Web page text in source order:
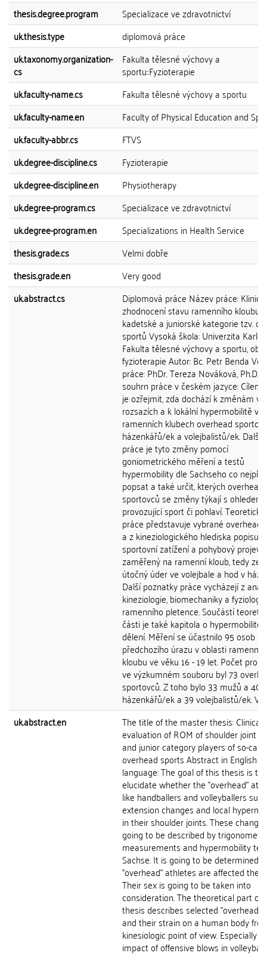
thesis.degree.program
Specializace ve zdravotnictví
uk.thesis.type
diplomová práce
uk.taxonomy.organization-
cs
Fakulta tělesné výchovy a
sportu::Fyzioterapie
uk.faculty-name.cs
Fakulta tělesné výchovy a sportu
uk.faculty-name.en
Faculty of Physical Education and
uk.faculty-abbr.cs
FTVS
uk.degree-discipline.cs
Fyzioterapie
uk.degree-discipline.en
Physiotherapy
uk.degree-program.cs
Specializace ve zdravotnictví
uk.degree-program.en
Specializations in Health Service
thesis.grade.cs
Velmi dobře
thesis.grade.en
Very good
uk.abstract.cs
Diplomová práce Název práce:
zhodnocení stavu ramenního kloubu
kadetské a juniorské kategorie tzv.
sportů Vysoká škola: Univerzita
Fakulta tělesné výchovy a sportu, obor
fyzioterapie Autor: Bc. Petr Benda
práce: PhDr. Tereza Nováková, Ph.D.
souhrn práce v českém jazyce: Cílem
je ozřejmit, zda dochází k změnám v
rozsazích a k lokální hypermobilitě v
ramenních klubech overhead
házenkářů/ek a volejbalistů/ek.
práce je tyto změny pomocí
goniometrického měření a testů
hypermobility dle Sachseho co
popsat a také určit, kterých overhead
sportovců se změny týkají s ohledem
provozující sport či pohlaví.
práce představuje vybrané overhead
a z kineziologického hlediska popisuje
sportovní zatížení a pohybový projev
zaměřený na ramenní kloub, tedy
útočný úder ve volejbale a hod v
Další poznatky práce vycházejí z
kineziologie, biomechaniky a fyziologie
ramenního pletence. Součástí
části je také kapitola o hypermobilitě
dělení. Měření se účastnilo 95 osob
předchozího úrazu v oblasti
kloubu ve věku 16 - 19 let. Počet
ve výzkumném souboru byl 73
sportovců. Z toho bylo 33 mužů a 40
házenkářů/ek a 39 volejbalistů/ek. V...
uk.abstract.en
The title of the master thesis: Clinical
evaluation of ROM of shoulder joint
and junior category players of so-
overhead sports Abstract in English
language: The goal of this thesis is to
elucidate whether the "overhead"
like handballers and volleyballers
extension changes and local
in their shoulder joints. These
going to be described by
measurements and hypermobility
Sachse. It is going to be determined
"overhead" athletes are affected the
Their sex is going to be taken into
consideration. The theoretical part of
thesis describes selected "overhead"
and their strain on a human body
kinesiologic point of view. Especially
impact of offensive blows in